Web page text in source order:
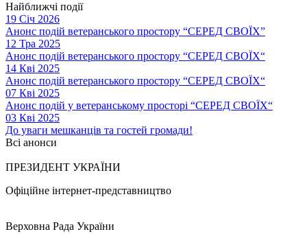
Найближчі події
19 Січ 2026
Анонс подій ветеранського простору “СЕРЕД СВОЇХ”
12 Тра 2025
Анонс подій ветеранського простору “СЕРЕД СВОЇХ“
14 Кві 2025
Анонс подій ветеранського простору “СЕРЕД СВОЇХ“
07 Кві 2025
Анонс подій у ветеранському просторі “СЕРЕД СВОЇХ“
03 Кві 2025
До уваги мешканців та гостей громади!
Всі анонси
ПРЕЗИДЕНТ УКРАЇНИ
Офіційне інтернет-представництво
Верховна Рада України